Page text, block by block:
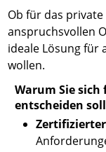
Ob für das
anspruchsvollen
ideale Lösung für
wollen.
Warum Sie
entscheiden